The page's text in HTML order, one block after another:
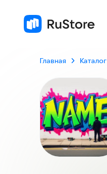
Главная Каталог